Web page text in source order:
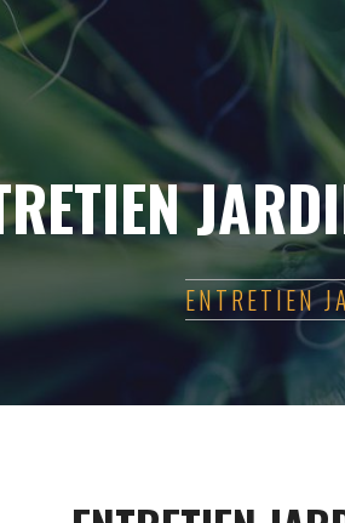
ENTRETIEN